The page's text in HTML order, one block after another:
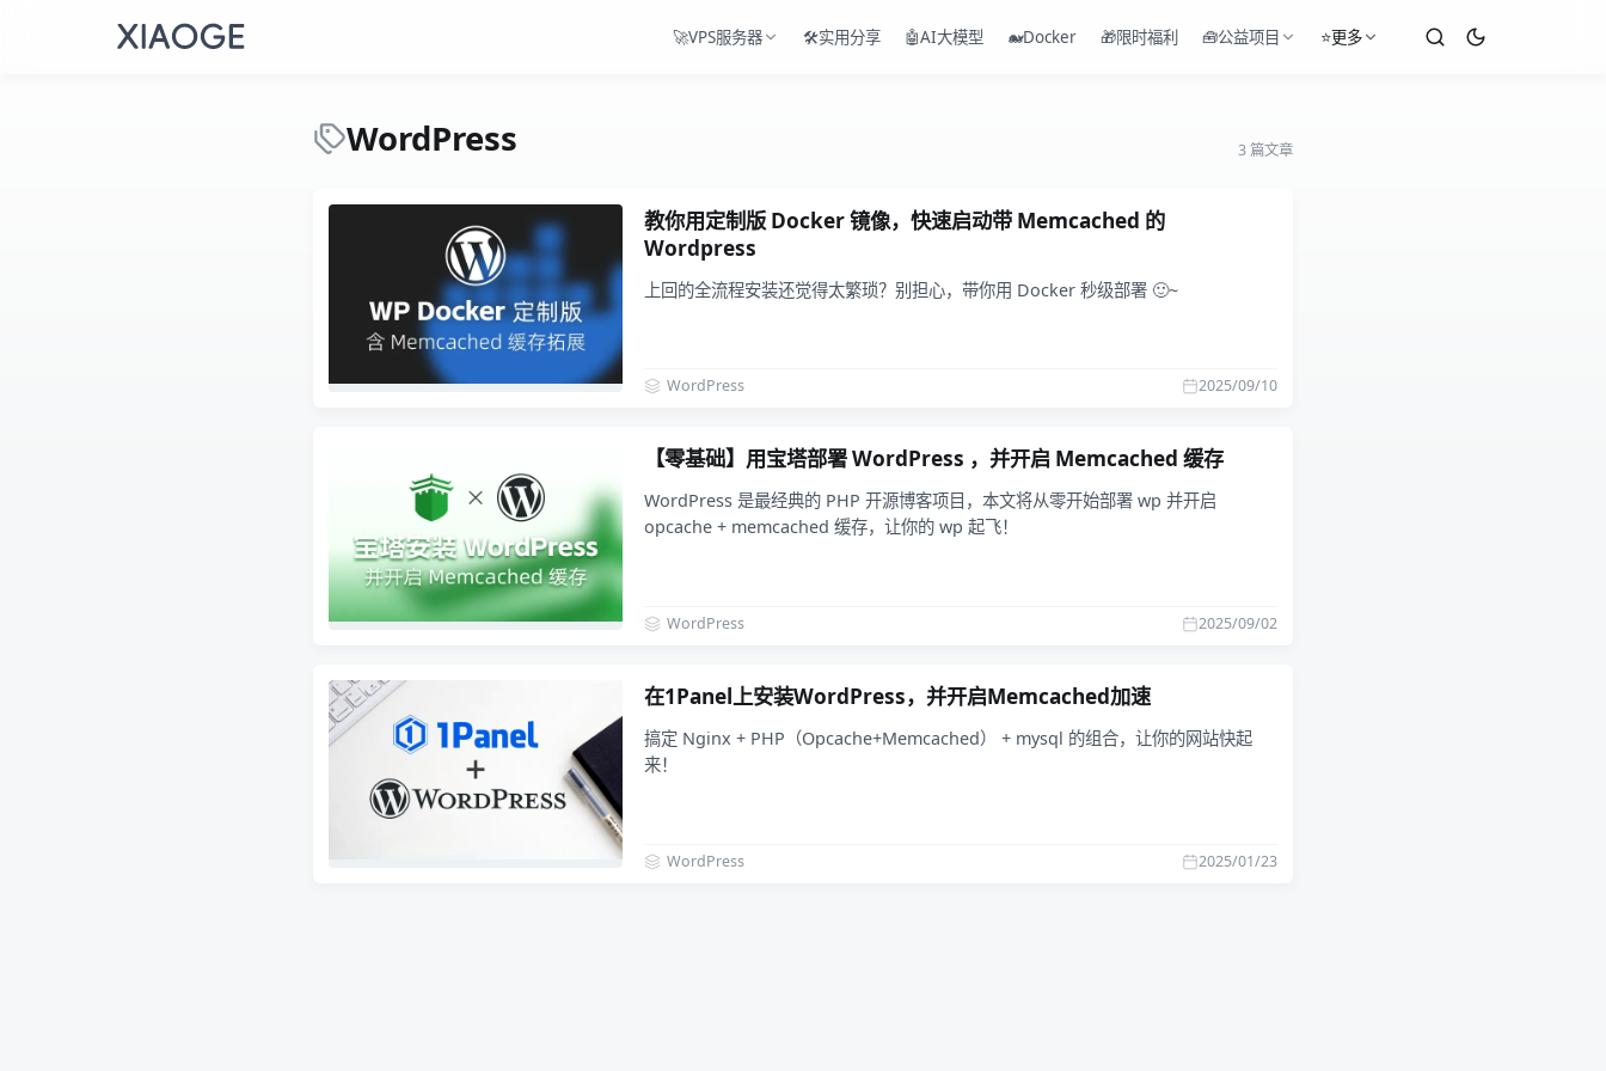
🚀VPS服务器 🛠️实用分享 🤖AI大模型 🐋Docker 🎁限时福利 🧰公益项目 ⭐更多
WordPress 3 篇文章
教你用定制版 Docker 镜像，快速启动带 Memcached 的
Wordpress
上回的全流程安装还觉得太繁琐？别担心，带你用 Docker 秒级部署 🙂~
2025/09/10
WordPress
【零基础】用宝塔部署 WordPress ，并开启 Memcached 缓存
WordPress 是最经典的 PHP 开源博客项目，本文将从零开始部署 wp 并开启
opcache + memcached​ 缓存，让你的 wp 起飞！
2025/09/02
WordPress
在1Panel上安装WordPress，并开启Memcached加速
搞定 Nginx + PHP（Opcache+Memcached） + mysql 的组合，让你的网站快起
来！
2025/01/23
WordPress